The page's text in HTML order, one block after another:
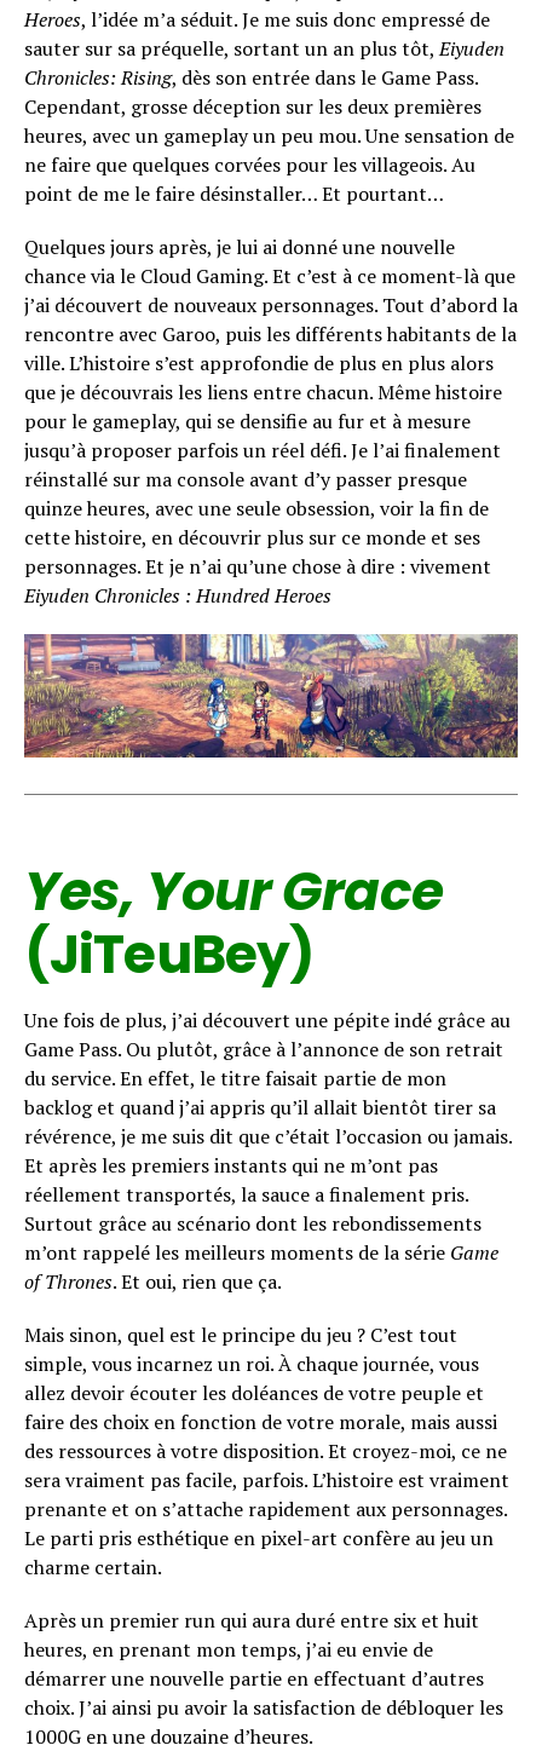
Heroes, l’idée m’a séduit. Je me suis donc empressé de
sauter sur sa préquelle, sortant un an plus tôt,Eiyuden
Chronicles: Rising, dès son entrée dans le Game Pass.
Cependant, grosse déception sur les deux premières
heures, avec un gameplay un peu mou. Une sensation de
ne faire que quelques corvées pour les villageois. Au
point de me le faire désinstaller… Et pourtant…
Quelques jours après, je lui ai donné une nouvelle
chance via le Cloud Gaming. Et c’est à ce moment-là que
j’ai découvert de nouveaux personnages. Tout d’abord la
rencontre avec Garoo, puis les différents habitants de la
ville. L’histoire s’est approfondie de plus en plus alors
que je découvrais les liens entre chacun. Même histoire
pour le gameplay, qui se densifie au fur et à mesure
jusqu’à proposer parfois un réel défi. Je l’ai finalement
réinstallé sur ma console avant d’y passer presque
quinze heures, avec une seule obsession, voir la fin de
cette histoire, en découvrir plus sur ce monde et ses
personnages. Et je n’ai qu’une chose à dire : vivement
Eiyuden Chronicles : Hundred Heroes
Yes, Your Grace
(JiTeuBey)
Une fois de plus, j’ai découvert une pépite indé grâce au
Game Pass. Ou plutôt, grâce à l’annonce de son retrait
du service. En effet, le titre faisait partie de mon
backlog et quand j’ai appris qu’il allait bientôt tirer sa
révérence, je me suis dit que c’était l’occasion ou jamais.
Et après les premiers instants qui ne m’ont pas
réellement transportés, la sauce a finalement pris.
Surtout grâce au scénario dont les rebondissements
m’ont rappelé les meilleurs moments de la série Game
of Thrones. Et oui, rien que ça.
Mais sinon, quel est le principe du jeu ? C’est tout
simple, vous incarnez un roi. À chaque journée, vous
allez devoir écouter les doléances de votre peuple et
faire des choix en fonction de votre morale, mais aussi
des ressources à votre disposition. Et croyez-moi, ce ne
sera vraiment pas facile, parfois. L’histoire est vraiment
prenante et on s’attache rapidement aux personnages.
Le parti pris esthétique en pixel-art confère au jeu un
charme certain.
Après un premier run qui aura duré entre six et huit
heures, en prenant mon temps, j’ai eu envie de
démarrer une nouvelle partie en effectuant d’autres
choix. J’ai ainsi pu avoir la satisfaction de débloquer les
1000G en une douzaine d’heures.